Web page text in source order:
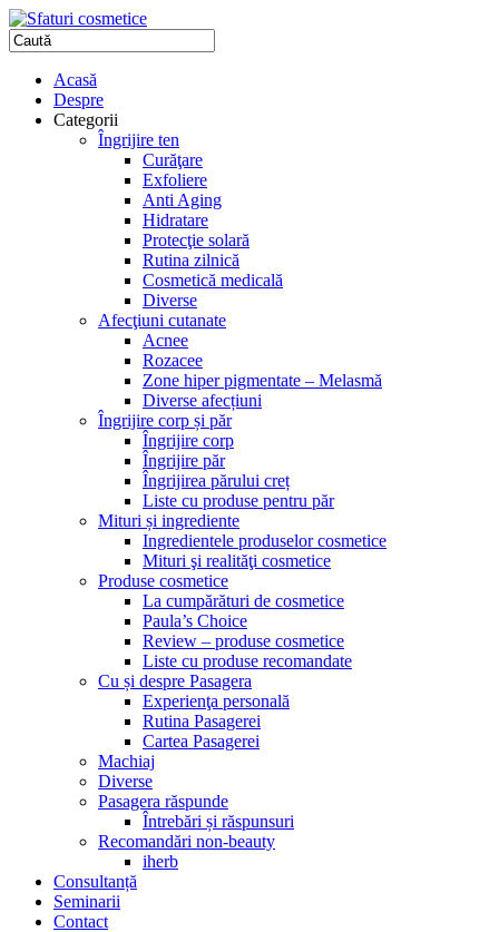
Acasă
Despre
Categorii
Îngrijire ten
Curăţare
Exfoliere
Anti Aging
Hidratare
Protecţie solară
Rutina zilnică
Cosmetică medicală
Diverse
Afecţiuni cutanate
Acnee
Rozacee
Zone hiper pigmentate – Melasmă
Diverse afecțiuni
Îngrijire corp și păr
Îngrijire corp
Îngrijire păr
Îngrijirea părului creț
Liste cu produse pentru păr
Mituri și ingrediente
Ingredientele produselor cosmetice
Mituri şi realităţi cosmetice
Produse cosmetice
La cumpărături de cosmetice
Paula’s Choice
Review – produse cosmetice
Liste cu produse recomandate
Cu și despre Pasagera
Experienţa personală
Rutina Pasagerei
Cartea Pasagerei
Machiaj
Diverse
Pasagera răspunde
Întrebări și răspunsuri
Recomandări non-beauty
iherb
Consultanță
Seminarii
Contact